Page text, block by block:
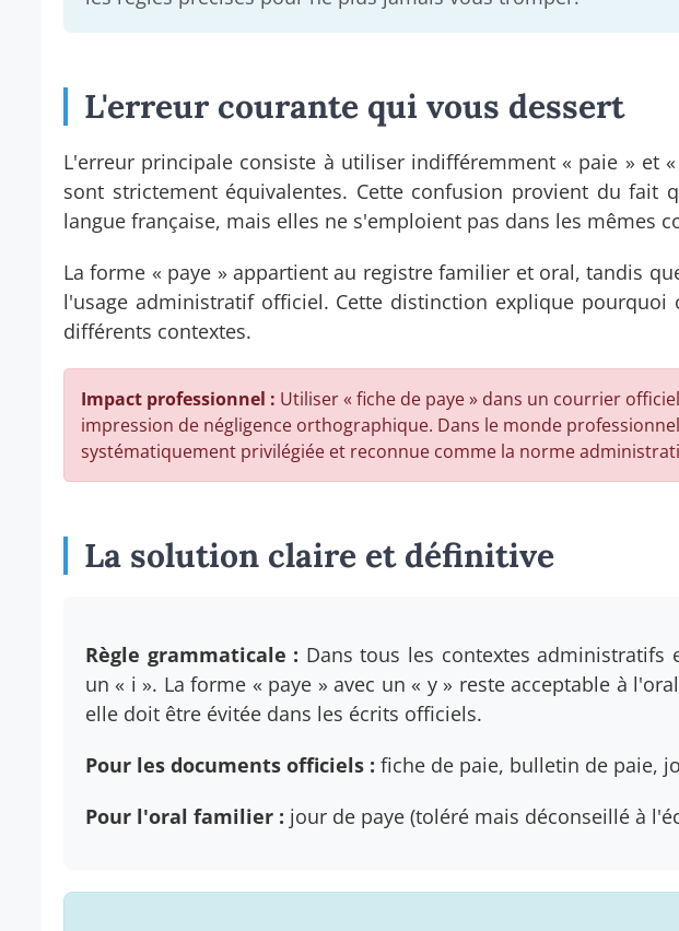
L'erreur courante qui vous dessert
L'erreur principale consiste à utiliser indifféremment « paie » et
sont strictement équivalentes. Cette confusion provient du fait
langue française, mais elles ne s'emploient pas dans les mêmes
La forme « paye » appartient au registre familier et oral, tandis
l'usage administratif officiel. Cette distinction explique
différents contextes.
Impact professionnel : Utiliser « fiche de paye » dans un courrier
impression de négligence orthographique. Dans le monde
systématiquement privilégiée et reconnue comme la norme
La solution claire et définitive
Règle grammaticale : Dans tous les contextes administratifs
un « i ». La forme « paye » avec un « y » reste acceptable à
elle doit être évitée dans les écrits officiels.
Pour les documents officiels : fiche de paie, bulletin de paie,
Pour l'oral familier : jour de paye (toléré mais déconseillé à